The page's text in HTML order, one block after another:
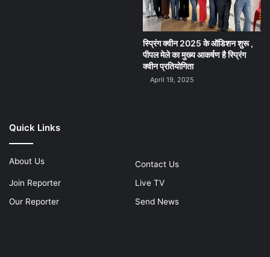
स्प्रिंग क्वीन 2025 के ऑडिशन शुरू ,
पीपल मेले का मुख्य आकर्षण है स्प्रिंग
क्वीन प्रतियोगिता
April 19, 2025
Quick Links
About Us
Contact Us
Join Reporter
Live TV
Our Reporter
Send News